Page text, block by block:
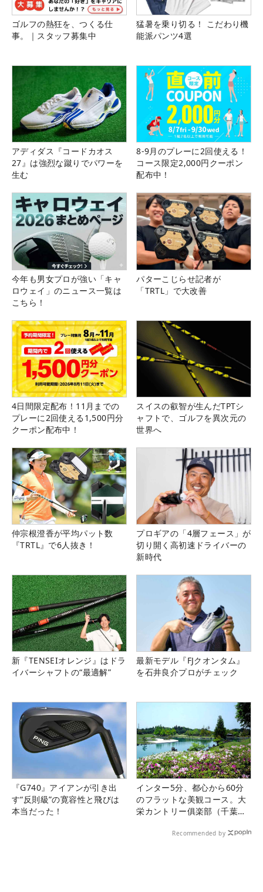
ゴルフの熱狂を、つくる仕
事。｜スタッフ募集中
猛暑を乗り切る！ こだわり機
能派パンツ4選
アディダス『コードカオス
27』は強烈な蹴りでパワーを
生む
8-9月のプレーに2回使える！
コース限定2,000円クーポン
配布中！
今年も男女プロが強い「キャ
ロウェイ」のニュース一覧は
こちら！
パターこじらせ記者が
「TRTL」で大改善
4日間限定配布！11月までの
プレーに2回使える1,500円分
クーポン配布中！
スイスの叡智が生んだTPTシ
ャフトで、ゴルフを異次元の
世界へ
仲宗根澄香が平均パット数
『TRTL』で6人抜き！
プロギアの「4層フェース」が
切り開く高初速ドライバーの
新時代
新『TENSEIオレンジ』はドラ
イバーシャフトの“最適解”
最新モデル『FJクオンタム』
を石井良介プロがチェック
『G740』アイアンが引き出
す“反則級”の寛容性と飛びは
本当だった！
インター5分、都心から60分
のフラットな美観コース。大
栄カントリー俱楽部（千葉
Recommended by